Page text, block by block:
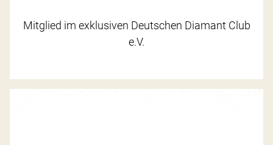
Mitglied im exklusiven Deutschen Diamant Club
e.V.